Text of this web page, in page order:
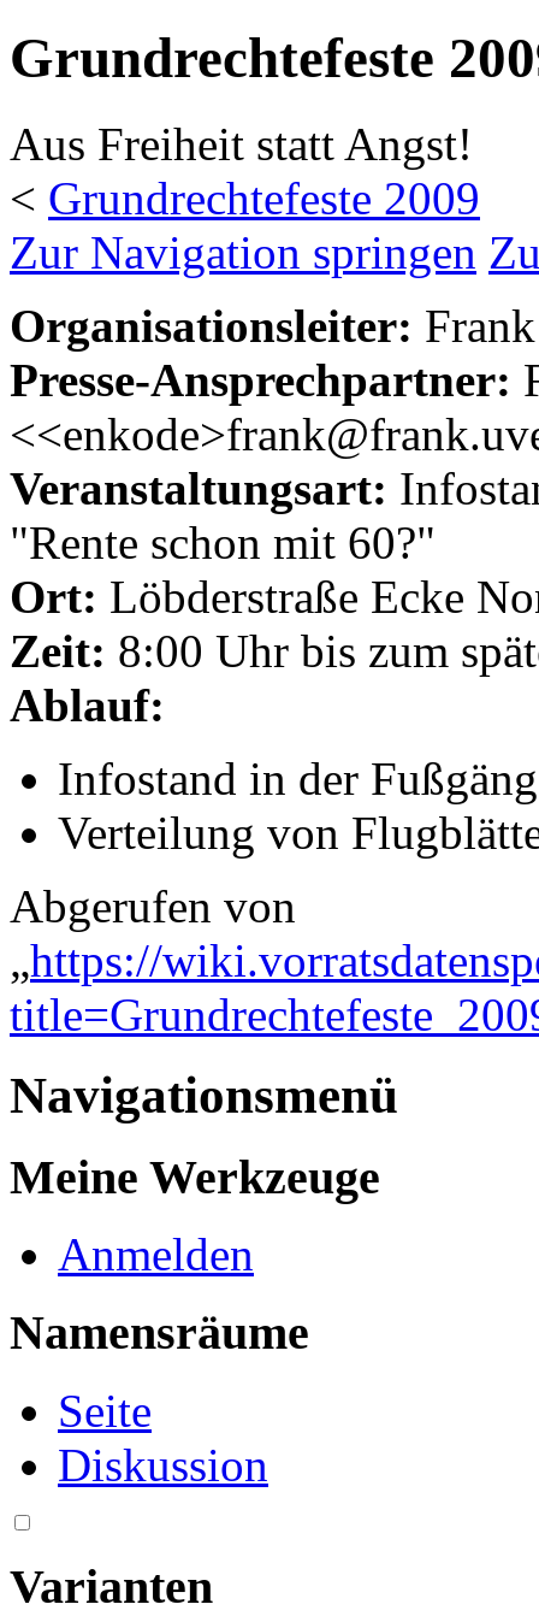
Grundrechtefeste
Aus Freiheit statt Angst!
< Grundrechtefeste 2009
Zur Navigation springen
Organisationsleiter:
Presse-Ansprechpartner:
Veranstaltungsart:
"Rente schon mit 60?"
Ort: Löbderstraße Ecke
Zeit: 8:00 Uhr bis zum
Ablauf:
Infostand in der
Verteilung von
Abgerufen von
„https://
Navigationsmenü
Meine Werkzeuge
Anmelden
Namensräume
Seite
Diskussion
Varianten